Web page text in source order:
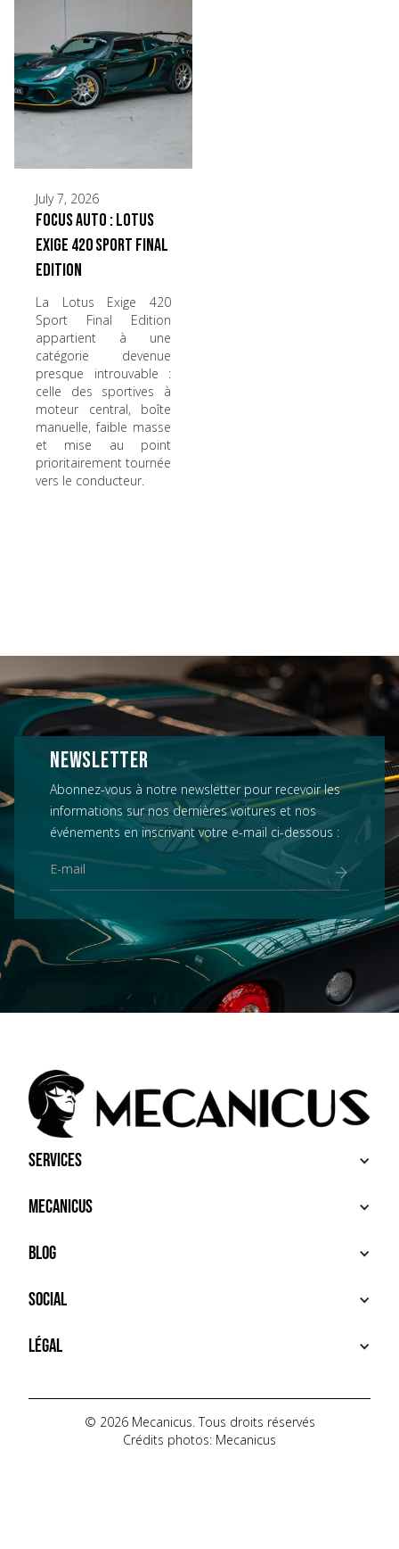
July 7, 2026
Focus Auto : Lotus
Exige 420 Sport Final
Edition
La Lotus Exige 420
Sport Final Edition
appartient à une
catégorie devenue
presque introuvable :
celle des sportives à
moteur central, boîte
manuelle, faible masse
et mise au point
prioritairement tournée
vers le conducteur.
NEWSLETTER
Abonnez-vous à notre newsletter pour recevoir les
informations sur nos dernières voitures et nos
événements en inscrivant votre e-mail ci-dessous :
Services
ACHETER
VENDRE
SERVICES PREMIUM
Mecanicus
À PROPOS
HOUSE MECANICUS
CONTACT
Blog
NEWS
VIDÉOS
AUTOPÉDIA
Social
INSTAGRAM
TIKTOK
YOUTUBE
Légal
POLITIQUE DE CONFIDENTIALITÉ
© 2026 Mecanicus. Tous droits réservés
Crédits photos: Mecanicus